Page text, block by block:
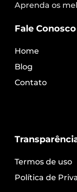
Aprenda os
Fale Conosco
Home
Blog
Contato
Termos de uso
Política de